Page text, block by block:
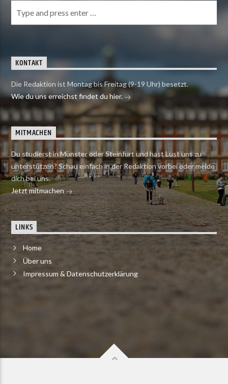
KONTAKT
Die Redaktion ist Montag bis Freitag (9-19 Uhr) besetzt.
Wie du uns erreichst findet du hier.
MITMACHEN
Du studierst in Münster oder Steinfurt und hast Lust uns zu
unterstützen? Schau einfach in der Redaktion vorbei oder melde
dich bei uns.
Jetzt mitmachen
LINKS
Home
Über uns
Impressum & Datenschutzerklärung